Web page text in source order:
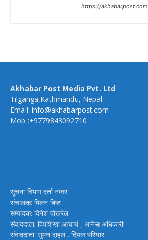
https://akhabarpost.com
Akhabar Post Media Pvt. Ltd
Tilganga,Kathmandu, Nepal
Email: info@akhabarpost.com
Mob :+9779843092710
सूचना विभाग दर्ता नम्वर:
संचालक: मिलन बिष्ट
सम्पादक: दिनेश पोखरेल
संवाददाता: दिपशिखा आचार्य , अनिस अधिकारी
संवाददाता: सुमन दाहल , दिपक परियार